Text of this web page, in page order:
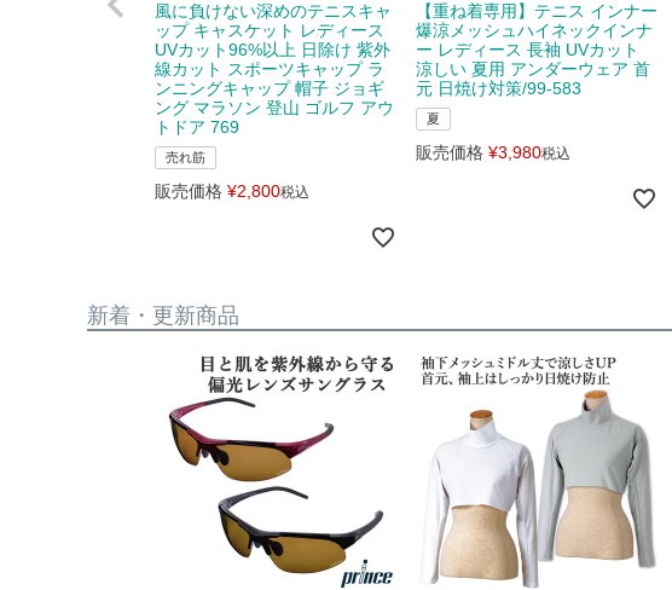
風に負けない深めのテニスキャ
ップ キャスケット レディース
UVカット96%以上 日除け 紫外
線カット スポーツキャップ ラ
ンニングキャップ 帽子 ジョギ
ング マラソン 登山 ゴルフ アウ
トドア 769
売れ筋
販売価格 ¥2,800税込
【重ね着専用】テニス インナー
爆涼メッシュハイネックインナ
ー レディース 長袖 UVカット
涼しい 夏用 アンダーウェア 首
元 日焼け対策/99-583
夏
販売価格 ¥3,980税込
新着・更新商品